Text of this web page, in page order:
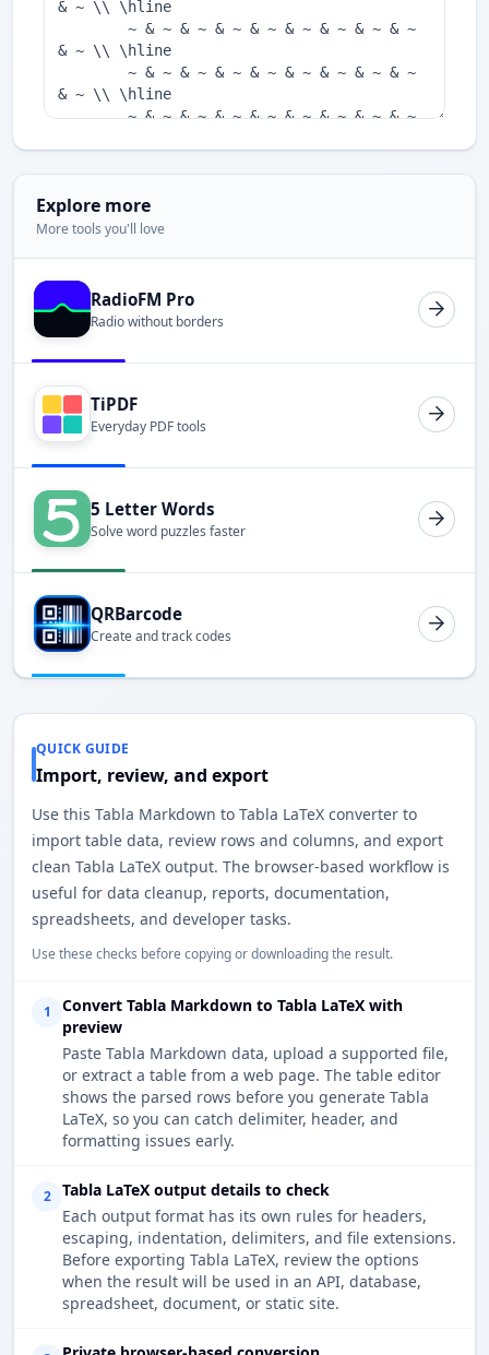
Explore more
More tools you'll love
RadioFM Pro
Radio without borders
TiPDF
Everyday PDF tools
5 Letter Words
Solve word puzzles faster
QRBarcode
Create and track codes
QUICK GUIDE
Import, review, and export
Use this Tabla Markdown to Tabla LaTeX converter to
import table data, review rows and columns, and export
clean Tabla LaTeX output. The browser-based workflow is
useful for data cleanup, reports, documentation,
spreadsheets, and developer tasks.
Use these checks before copying or downloading the result.
1
Convert Tabla Markdown to Tabla LaTeX with
preview
Paste Tabla Markdown data, upload a supported file,
or extract a table from a web page. The table editor
shows the parsed rows before you generate Tabla
LaTeX, so you can catch delimiter, header, and
formatting issues early.
2
Tabla LaTeX output details to check
Each output format has its own rules for headers,
escaping, indentation, delimiters, and file extensions.
Before exporting Tabla LaTeX, review the options
when the result will be used in an API, database,
spreadsheet, document, or static site.